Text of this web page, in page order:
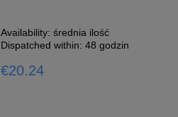
Availability: średnia ilość
Dispatched within: 48 godzin
€20.24